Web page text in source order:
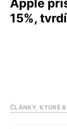
Apple
15%,
ČLÁNKY, KTORÉ